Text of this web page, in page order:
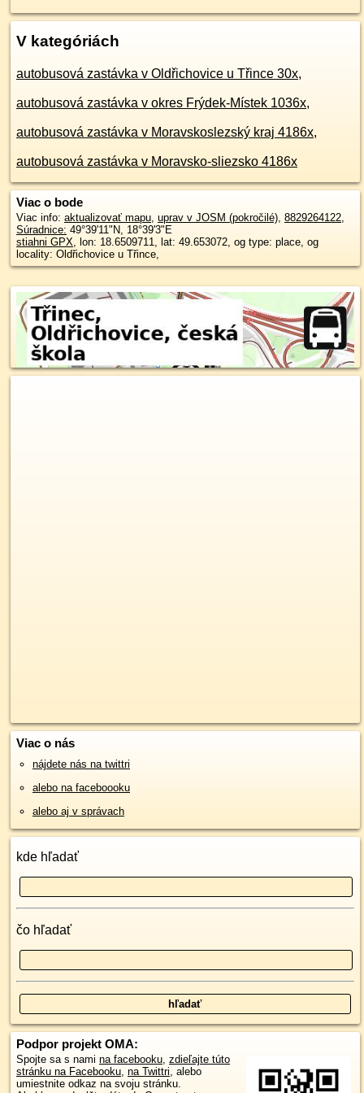
V kategóriách
autobusová zastávka v Oldřichovice u Třince 30x,
autobusová zastávka v okres Frýdek-Místek 1036x,
autobusová zastávka v Moravskoslezský kraj 4186x,
autobusová zastávka v Moravsko-sliezsko 4186x
Viac o bode
Viac info: aktualizovať mapu, uprav v JOSM (pokročilé), 8829264122,
Súradnice: 49°39'11"N, 18°39'3"E
stiahni GPX, lon: 18.6509711, lat: 49.653072, og type: place, og
locality: Oldřichovice u Třince,
Viac o nás
nájdete nás na twittri
alebo na faceboooku
alebo aj v správach
kde hľadať
čo hľadať
Podpor projekt OMA:
Spojte sa s nami na facebooku, zdieľajte túto
stránku na Facebooku, na Twittri, alebo
umiestnite odkaz na svoju stránku.